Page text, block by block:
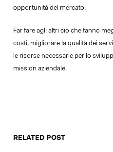
opportunità del mercato.
Far fare agli altri ciò che fanno
costi, migliorare la qualità dei
le risorse necessarie per lo
mission aziendale.
RELATED POST